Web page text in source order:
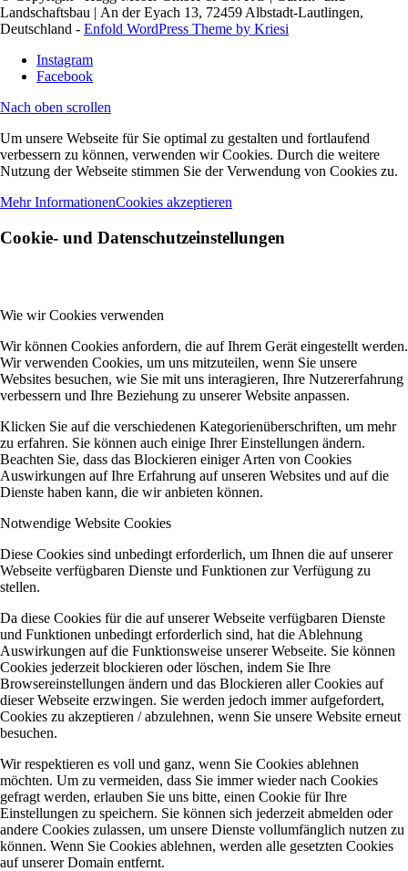
Landschaftsbau | An der Eyach 13, 72459 Albstadt-Lautlingen,
Deutschland - Enfold WordPress Theme by Kriesi
Instagram
Facebook
Nach oben scrollen
Um unsere Webseite für Sie optimal zu gestalten und fortlaufend
verbessern zu können, verwenden wir Cookies. Durch die weitere
Nutzung der Webseite stimmen Sie der Verwendung von Cookies zu.
Mehr InformationenCookies akzeptieren
Cookie- und Datenschutzeinstellungen
Wie wir Cookies verwenden
Wir können Cookies anfordern, die auf Ihrem Gerät eingestellt werden.
Wir verwenden Cookies, um uns mitzuteilen, wenn Sie unsere
Websites besuchen, wie Sie mit uns interagieren, Ihre Nutzererfahrung
verbessern und Ihre Beziehung zu unserer Website anpassen.
Klicken Sie auf die verschiedenen Kategorienüberschriften, um mehr
zu erfahren. Sie können auch einige Ihrer Einstellungen ändern.
Beachten Sie, dass das Blockieren einiger Arten von Cookies
Auswirkungen auf Ihre Erfahrung auf unseren Websites und auf die
Dienste haben kann, die wir anbieten können.
Notwendige Website Cookies
Diese Cookies sind unbedingt erforderlich, um Ihnen die auf unserer
Webseite verfügbaren Dienste und Funktionen zur Verfügung zu
stellen.
Da diese Cookies für die auf unserer Webseite verfügbaren Dienste
und Funktionen unbedingt erforderlich sind, hat die Ablehnung
Auswirkungen auf die Funktionsweise unserer Webseite. Sie können
Cookies jederzeit blockieren oder löschen, indem Sie Ihre
Browsereinstellungen ändern und das Blockieren aller Cookies auf
dieser Webseite erzwingen. Sie werden jedoch immer aufgefordert,
Cookies zu akzeptieren / abzulehnen, wenn Sie unsere Website erneut
besuchen.
Wir respektieren es voll und ganz, wenn Sie Cookies ablehnen
möchten. Um zu vermeiden, dass Sie immer wieder nach Cookies
gefragt werden, erlauben Sie uns bitte, einen Cookie für Ihre
Einstellungen zu speichern. Sie können sich jederzeit abmelden oder
andere Cookies zulassen, um unsere Dienste vollumfänglich nutzen zu
können. Wenn Sie Cookies ablehnen, werden alle gesetzten Cookies
auf unserer Domain entfernt.